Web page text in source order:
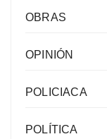
OBRAS
OPINIÓN
POLICIACA
POLÍTICA